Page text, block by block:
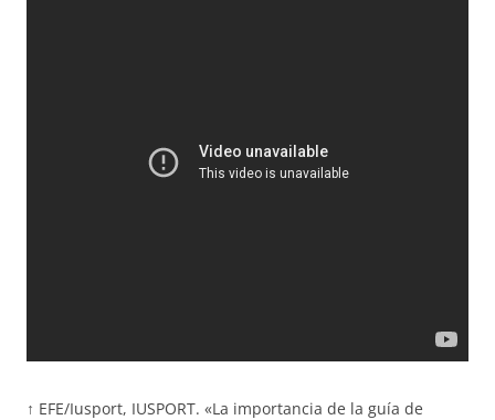
↑ EFE/Iusport, IUSPORT. «La importancia de la guía de